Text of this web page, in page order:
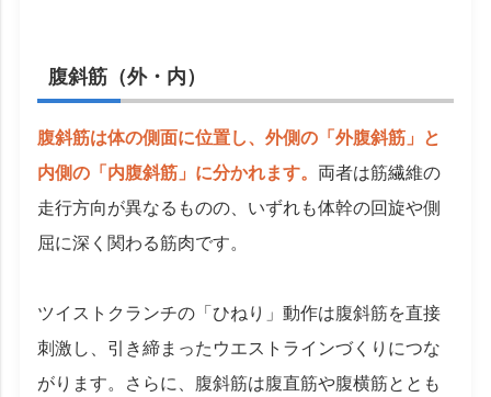
腹斜筋（外・内）
腹斜筋は体の側面に位置し、外側の「外腹斜筋」と
内側の「内腹斜筋」に分かれます。 両者は筋繊維の
走行方向が異なるものの、いずれも体幹の回旋や側
屈に深く関わる筋肉です。
ツイストクランチの「ひねり」動作は腹斜筋を直接
刺激し、引き締まったウエストラインづくりにつな
がります。さらに、腹斜筋は腹直筋や腹横筋ととも